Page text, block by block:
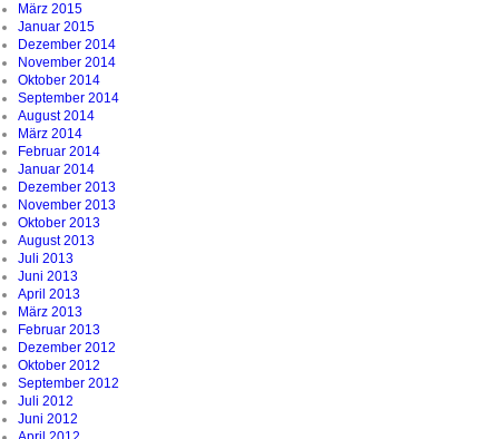
März 2015
Januar 2015
Dezember 2014
November 2014
Oktober 2014
September 2014
August 2014
März 2014
Februar 2014
Januar 2014
Dezember 2013
November 2013
Oktober 2013
August 2013
Juli 2013
Juni 2013
April 2013
März 2013
Februar 2013
Dezember 2012
Oktober 2012
September 2012
Juli 2012
Juni 2012